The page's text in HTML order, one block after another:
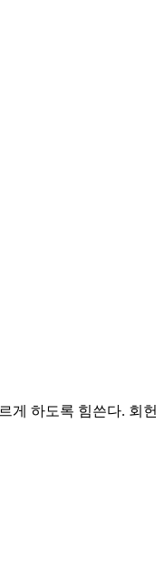
게 하도록 힘쓴다. 회헌